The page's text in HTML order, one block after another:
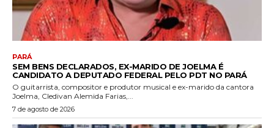
PARÁ
SEM BENS DECLARADOS, EX-MARIDO DE JOELMA É
CANDIDATO A DEPUTADO FEDERAL PELO PDT NO PARÁ
O guitarrista, compositor e produtor musical e ex-marido da cantora
Joelma, Cledivan Alemida Farias,...
7 de agosto de 2026